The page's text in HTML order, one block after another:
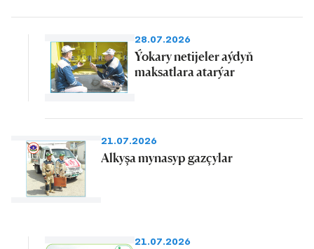
28.07.2026
Ýokary netijeler aýdyň
maksatlara atarýar
21.07.2026
Alkyşa mynasyp gazçylar
21.07.2026